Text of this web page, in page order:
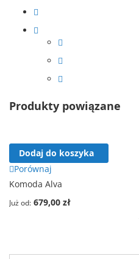
Produkty powiązane
Dodaj do koszyka
Porównaj
Komoda Alva
Już od 679,00 zł